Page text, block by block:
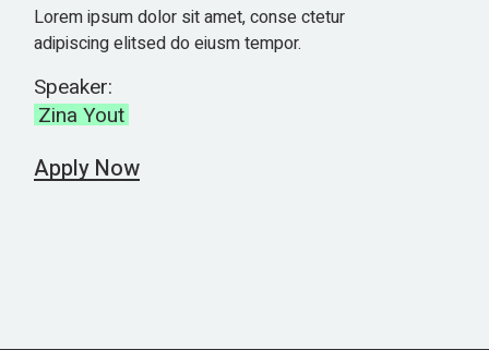
Lorem ipsum dolor sit amet, conse ctetur
adipiscing elitsed do eiusm tempor.
Speaker:
Zina Yout
Apply Now